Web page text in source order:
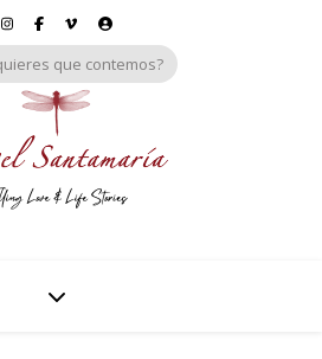
que contemos?